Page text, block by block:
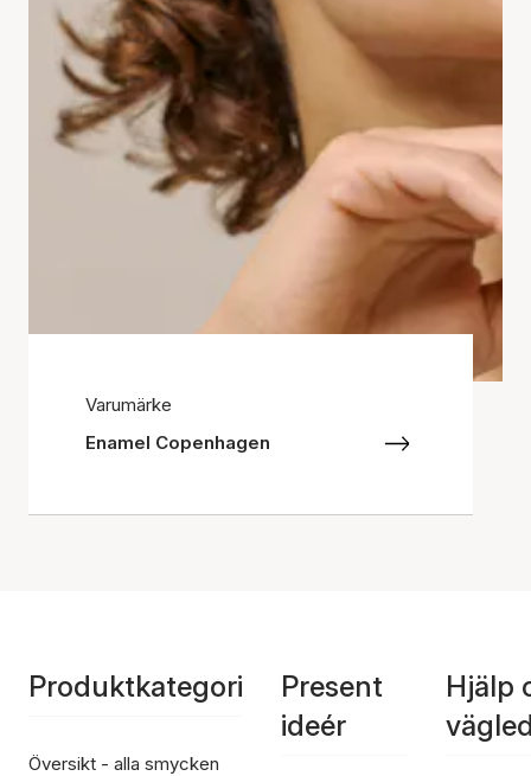
Varumärke
Enamel Copenhagen
Produktkategori
Översikt - alla smycken
Present
ideér
Hjälp